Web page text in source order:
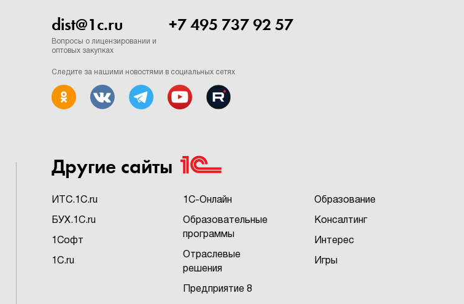
+7 495 737 92 57
dist@1c.ru
Вопросы о лицензировании и
оптовых закупках
Следите за нашими новостями в социальных сетях
Другие сайты
ИTC.1C.ru
БУХ.1C.ru
1Софт
1C.ru
1С-Онлайн
Образовательные
программы
Отраслевые
решения
Предприятие 8
Образование
Консалтинг
Интерес
Игры